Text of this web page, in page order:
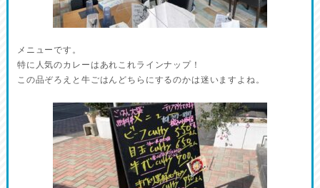
メニューです。
特に人気のカレーはあれこれラインナップ！
この品ぞろえと牛ごはんどちらにするのかは迷いますよね。